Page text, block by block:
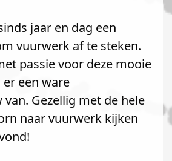
jaar en dag een
vuurwerk af te steken.
passie voor deze mooie
een ware
Gezellig met de hele
naar vuurwerk kijken